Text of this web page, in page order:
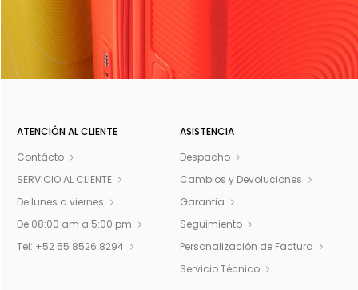
ATENCIÓN AL CLIENTE
Contácto
SERVICIO AL CLIENTE
De lunes a viernes
De 08:00 am a 5:00 pm
Tel: +52 55 8526 8294
ASISTENCIA
Despacho
Cambios y Devoluciones
Garantia
Seguimiento
Personalización de Factura
Servicio Técnico